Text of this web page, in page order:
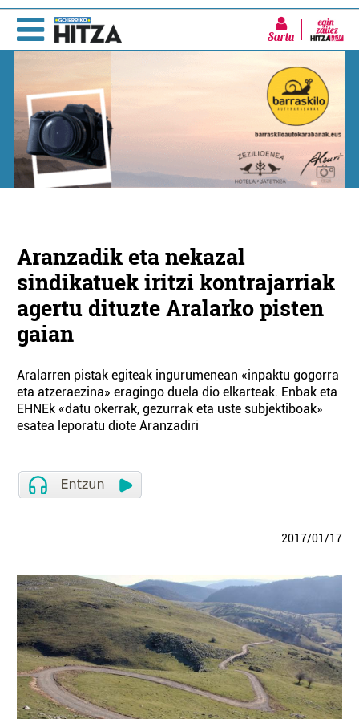
Sartu
Aranzadik eta nekazal
sindikatuek iritzi kontrajarriak
agertu dituzte Aralarko pisten
gaian
Aralarren pistak egiteak ingurumenean «inpaktu gogorra
eta atzeraezina» eragingo duela dio elkarteak. Enbak eta
EHNEk «datu okerrak, gezurrak eta uste subjektiboak»
esatea leporatu diote Aranzadiri
2017/01/17